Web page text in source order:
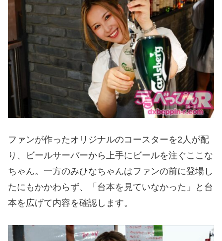
ファンが作ったオリジナルのコースターを2人が配
り、ビールサーバーから上手にビールを注ぐここな
ちゃん。一方のみひなちゃんはファンの前に登場し
たにもかかわらず、「台本を見ていなかった」と台
本を広げて内容を確認します。